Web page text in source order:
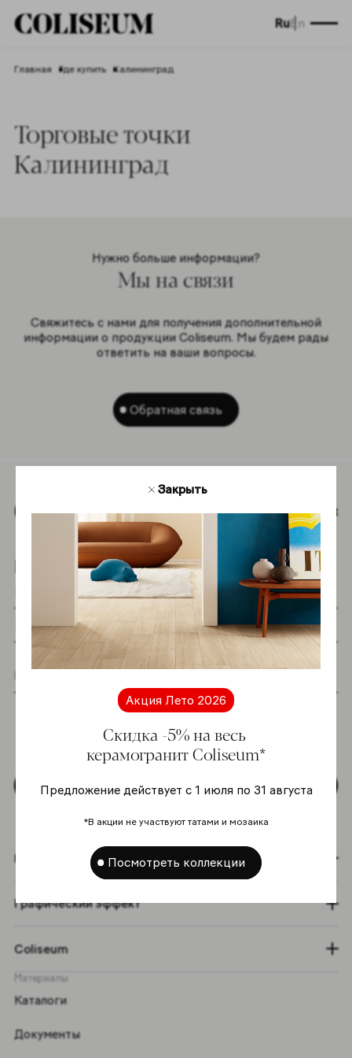
RuEn
Главная Где купить Калининград
Торговые точки
Калининград
Нужно больше информации?
Мы на связи
Свяжитесь с нами для получения дополнительной
информации о продукции Coliseum. Мы будем рады
ответить на ваши вопросы.
Обратная связь
Закрыть
Акция Лето 2026
Скидка -5% на весь
керамогранит Coliseum*
Предложение действует с 1 июля по 31 августа
*В акции не участвуют татами и мозаика
Посмотреть коллекции
Наверх
Подпишитесь на новостную рассылку
Я даю согласие на хранение и обработку
моих персональных данных согласно
Политике в отношении обработки
персональных данных *
Подписаться
Коллекции
Графический эффект
Coliseum
Материалы
Каталоги
Документы